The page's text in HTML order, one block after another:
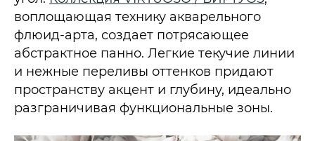
воплощающая технику акварельного
флюид-арта, создает потрясающее
абстрактное панно. Легкие текучие линии
и нежные переливы оттенков придают
пространству акцент и глубину, идеально
разграничивая функциональные зоны.​